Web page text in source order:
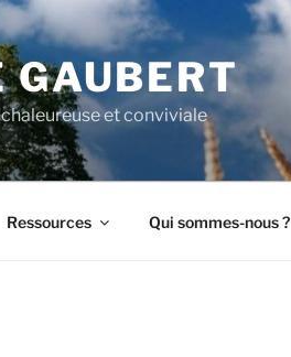
GAUBERT
et conviviale
Ressources Qui sommes-nous ?